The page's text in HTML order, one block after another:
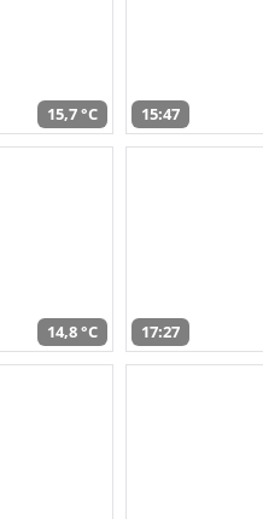
15,7 °C 15:47
14,8 °C 17:27